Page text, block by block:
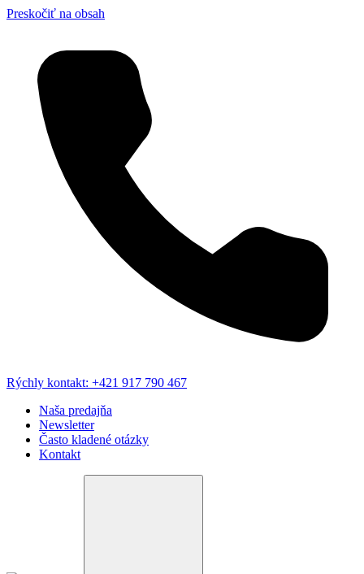
Preskočiť na obsah
Rýchly kontakt: +421 917 790 467
Naša predajňa
Newsletter
Často kladené otázky
Kontakt